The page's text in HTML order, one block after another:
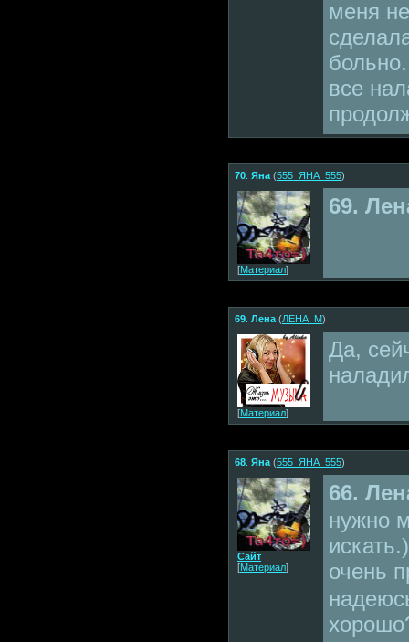
меня
все
70 Яна (555_ЯНА_555)
[Материал]
69.
69 Лена (ЛЕНА_М)
[Материал]
Да,
68 Яна (555_ЯНА_555)
Сайт
[Материал]
66.
нужно
искать.)
очень